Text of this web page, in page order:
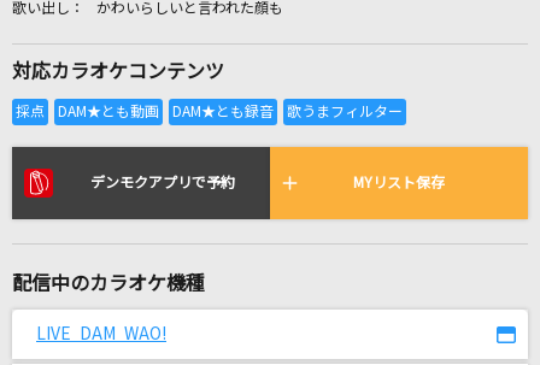
全国りれき
リアルタイムで歌われている曲の一覧
BLUE
かわいらしいと言われた顔も
対応カラオケコンテンツ
デンモクアプリで予約 MYリスト保存
配信中のカラオケ機種
LIVE DAM WAO!